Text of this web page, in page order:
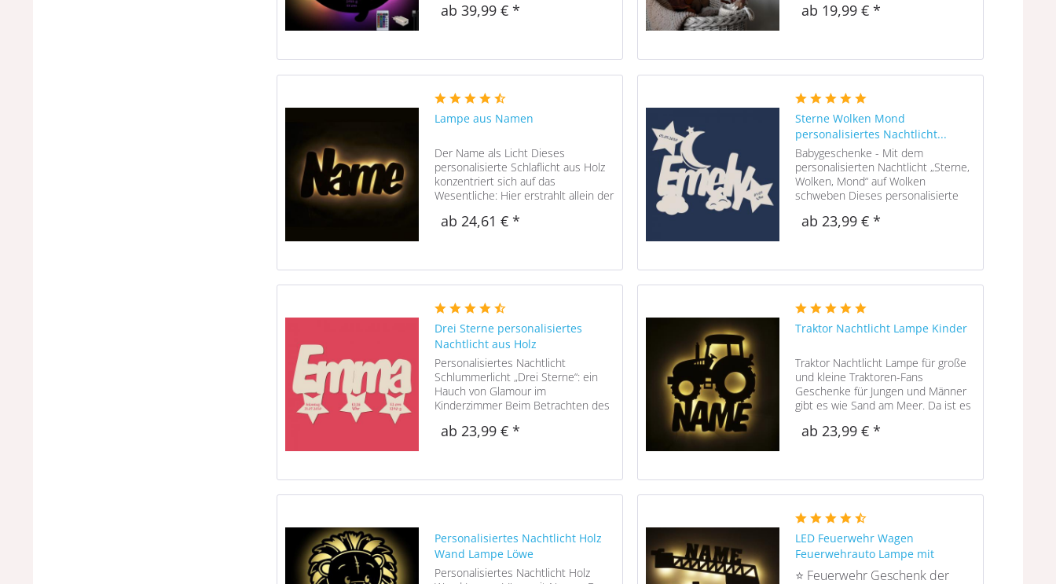
Wand Nachtlampe ? Dies ist
ab 39,99 € *
personalisierten Schlaflichts friedlich
ab 19,99 € *
Lampe aus Namen
Der Name als Licht Dieses
personalisierte Schlaflicht aus Holz
konzentriert sich auf das
Wesentliche: Hier erstrahlt allein der
Wenn du dir nicht sicher bist, ob ihr
ab 24,61 € *
Sterne Wolken Mond
personalisiertes Nachtlicht...
Babygeschenke - Mit dem
personalisierten Nachtlicht „Sterne,
Wolken, Mond“ auf Wolken
schweben Dieses personalisierte
Namen des beschenkten Kindes in
ab 23,99 € *
Drei Sterne personalisiertes
Nachtlicht aus Holz
Personalisiertes Nachtlicht
Schlummerlicht „Drei Sterne“: ein
Hauch von Glamour im
Kinderzimmer Beim Betrachten des
Sterne“ fühlt man sich wie am
ab 23,99 € *
Traktor Nachtlicht Lampe Kinder
Traktor Nachtlicht Lampe für große
und kleine Traktoren-Fans
Geschenke für Jungen und Männer
gibt es wie Sand am Meer. Da ist es
zu finden. Womit Du aber garantiert
ab 23,99 € *
Personalisiertes Nachtlicht Holz
Wand Lampe Löwe
Personalisiertes Nachtlicht Holz
LED Feuerwehr Wagen
Feuerwehrauto Lampe mit
Namen
⭐ Feuerwehr Geschenk der